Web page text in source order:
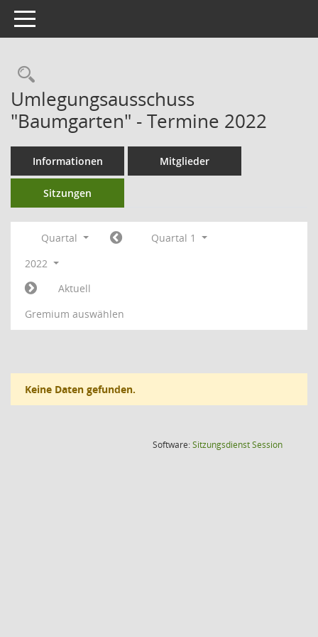
Toggle navigation
Umlegungsausschuss
"Baumgarten" - Termine 2022
Informationen Mitglieder
Sitzungen
Quartal
Quartal 1
2022
Aktuell
Gremium auswählen
Keine Daten gefunden.
Software:SitzungsdienstSession(Wird in